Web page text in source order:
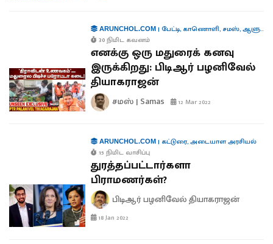
ARUNCHOL.COM| பேட்டி, காணொளி, சமஸ்,ஆளுமைகள்
30 நிமிட கவனம்
எனக்கு ஒரு மதுரைக் கனவு
இருக்கிறது: பிடிஆர் பழனிவேல்
தியாகராஜன்
சமஸ் | Samas 12 Mar 2022
ARUNCHOL.COM| கட்டுரை,அடையாள அரசியல்
15 நிமிட வாசிப்பு
துரத்தப்பட்டார்களா
பிராமணர்கள்?
பிடிஆர் பழனிவேல் தியாகராஜன்
18 Jan 2022